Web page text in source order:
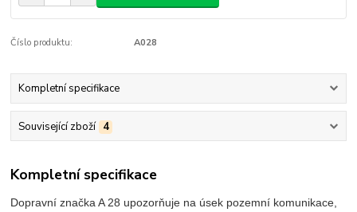
Číslo produktu: A028
Kompletní specifikace
Související zboží 4
Kompletní specifikace
Dopravní značka A 28 upozorňuje na úsek pozemní komunikace,